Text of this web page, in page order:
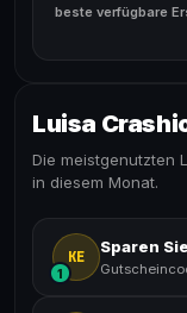
beste verfügbare
Luisa
Die meistgenutzten
in diesem Monat.
KE
1
Sparen